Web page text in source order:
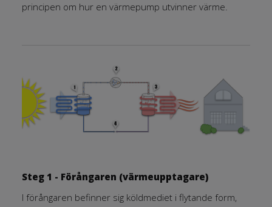
principen om hur en värmepump utvinner värme.
Steg 1 - Förångaren (värmeupptagare)
I förångaren befinner sig köldmediet i flytande form,